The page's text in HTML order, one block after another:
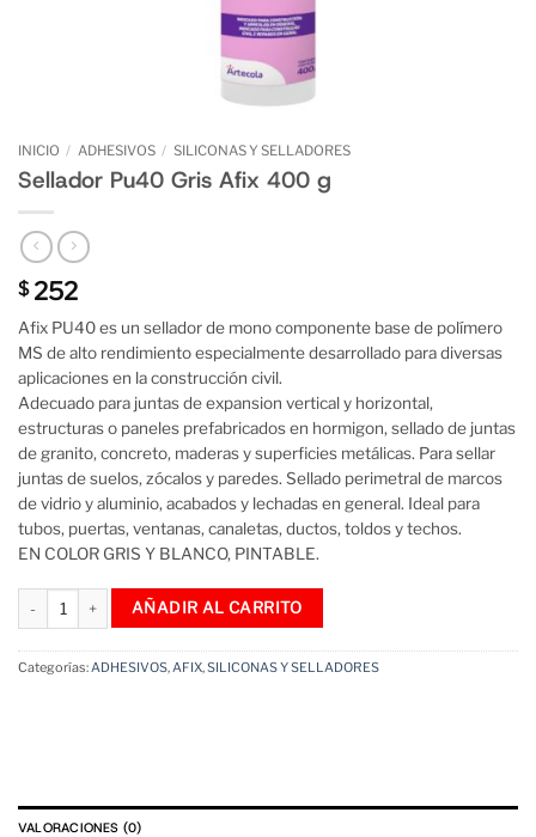
INICIO / ADHESIVOS / SILICONAS Y SELLADORES
Sellador Pu40 Gris Afix 400 g
$252
Afix PU40 es un sellador de mono componente base de polímero
MS de alto rendimiento especialmente desarrollado para diversas
aplicaciones en la construcción civil.
Adecuado para juntas de expansion vertical y horizontal,
estructuras o paneles prefabricados en hormigon, sellado de juntas
de granito, concreto, maderas y superficies metálicas. Para sellar
juntas de suelos, zócalos y paredes. Sellado perimetral de marcos
de vidrio y aluminio, acabados y lechadas en general. Ideal para
tubos, puertas, ventanas, canaletas, ductos, toldos y techos.
EN COLOR GRIS Y BLANCO, PINTABLE.
Sellador Pu40 Gris Afix 400 g cantidad
AÑADIR AL CARRITO
Categorías: ADHESIVOS, AFIX,SILICONAS Y SELLADORES
VALORACIONES (0)